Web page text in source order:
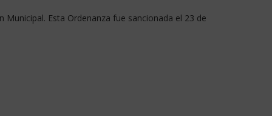
Esta Ordenanza fue sancionada el 23 de